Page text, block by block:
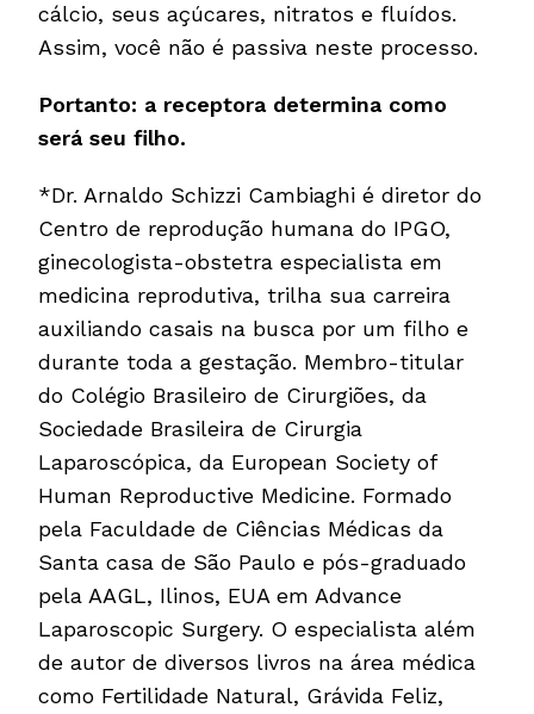
cálcio, seus açúcares, nitratos e fluídos.
Assim, você não é passiva neste processo.
Portanto: a receptora determina como
será seu filho.
*Dr. Arnaldo Schizzi Cambiaghi é diretor do
Centro de reprodução humana do IPGO,
ginecologista-obstetra especialista em
medicina reprodutiva, trilha sua carreira
auxiliando casais na busca por um filho e
durante toda a gestação. Membro-titular
do Colégio Brasileiro de Cirurgiões, da
Sociedade Brasileira de Cirurgia
Laparoscópica, da European Society of
Human Reproductive Medicine. Formado
pela Faculdade de Ciências Médicas da
Santa casa de São Paulo e pós-graduado
pela AAGL, Ilinos, EUA em Advance
Laparoscopic Surgery. O especialista além
de autor de diversos livros na área médica
como Fertilidade Natural, Grávida Feliz,